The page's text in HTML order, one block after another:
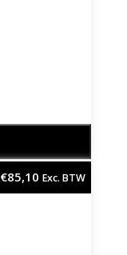
€85,10 Exc. BTW